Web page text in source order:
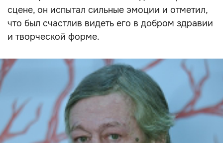
сцене, он испытал сильные эмоции и отметил,
что был счастлив видеть его в добром здравии
и творческой форме.